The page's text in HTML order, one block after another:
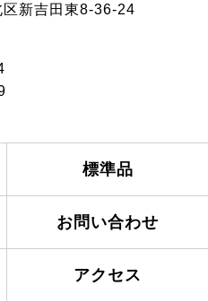
新吉田東8-36-24
標準品
お問い合わせ
アクセス